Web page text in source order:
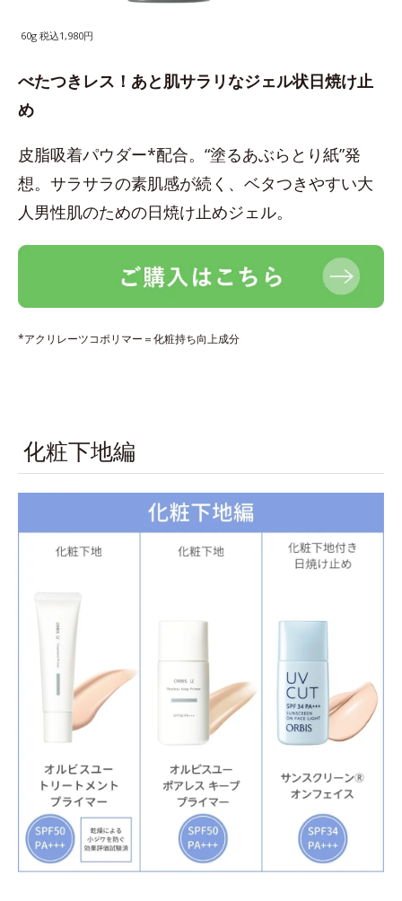
60g 税込1,980円
べたつきレス！あと肌サラリなジェル状日焼け止
め
皮脂吸着パウダー*配合。“塗るあぶらとり紙”発
想。サラサラの素肌感が続く、ベタつきやすい大
人男性肌のための日焼け止めジェル。
*アクリレーツコポリマー＝化粧持ち向上成分
化粧下地編